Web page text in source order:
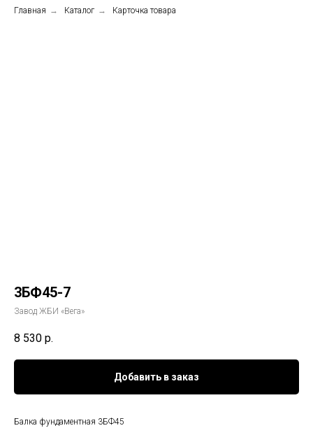
Главная → Каталог → Карточка товара
3БФ45-7
Завод ЖБИ «Вега»
8 530 р.
Добавить в заказ
Балка фундаментная 3БФ45